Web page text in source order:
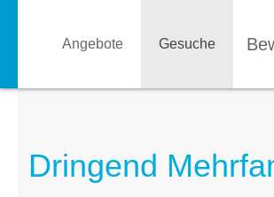
Angebote Gesuche
Dringend